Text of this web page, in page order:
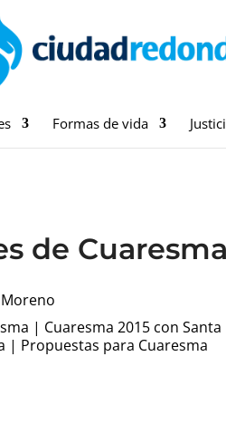
Formas de vida
de
| Cuaresma 2015 con Santa
| Propuestas para Cuaresma